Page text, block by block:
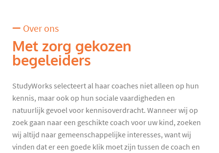
Over ons
Met zorg gekozen
begeleiders
StudyWorks selecteert al haar coaches niet alleen op hun
kennis, maar ook op hun sociale vaardigheden en
natuurlijk gevoel voor kennisoverdracht. Wanneer wij op
zoek gaan naar een geschikte coach voor uw kind, zoeken
wij altijd naar gemeenschappelijke interesses, want wij
vinden dat er een goede klik moet zijn tussen de coach en